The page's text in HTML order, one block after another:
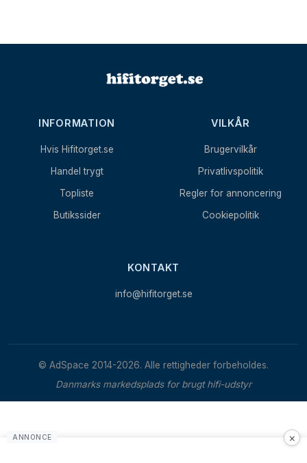
INFORMATION
Hvis Hifitorget.se
Handel trygt
Topliste
Butikssider
VILKÅR
Brugervilkår
Privatlivspolitik
Regler for annoncering
Cookiepolitik
KONTAKT
info@hifitorget.se
© AdSpace 2014-2026. Alle rettigheder forbeholdes.
Danmarks markedsplads for brugt hifi-udstyr
×